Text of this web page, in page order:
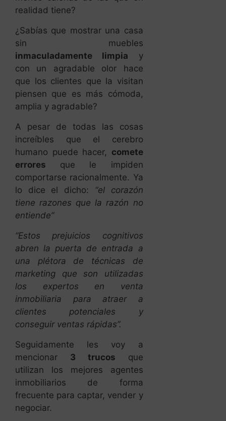
realidad tiene?
¿Sabías que mostrar una casa
sin muebles
inmaculadamente limpia y
con un agradable olor hace
que los clientes que la visitan
piensen que es más cómoda,
amplia y agradable?
A pesar de todas las cosas
increíbles que el cerebro
humano puede hacer, comete
errores que le impiden
comportarse racionalmente. Ya
lo dice el dicho:
“el corazón
tiene razones que la razón no
entiende”
“Estos prejuicios cognitivos
abren la puerta de entrada a
una plétora de técnicas de
marketing que son utilizadas
los expertos en venta
inmobiliaria para atraer a
clientes potenciales y
conseguir ventas rápidas”.
Seguidamente les voy a
mencionar 3 trucos que
utilizan los mejores agentes
inmobiliarios de forma
frecuente para captar, vender y
negociar.